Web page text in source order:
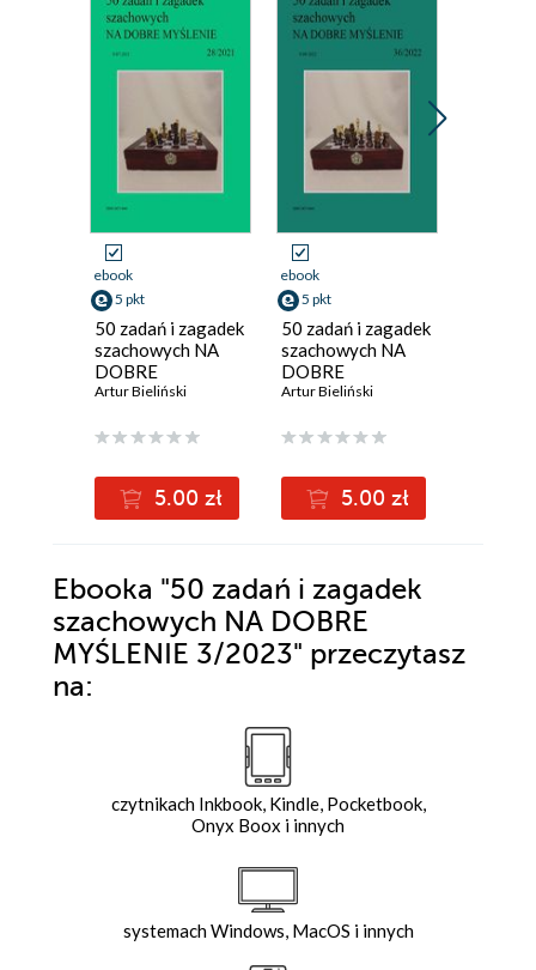
ebook
5 pkt
50 zadań i zagadek
szachowych NA
DOBRE
MYŚLENIE
Artur Bieliński
5.00 zł
ebook
5 pkt
50 zadań i zagadek
szachowych NA
DOBRE
MYŚLENIE
Artur Bieliński
5.00 zł
Ebooka "50 zadań i zagadek
szachowych NA DOBRE
MYŚLENIE 3/2023" przeczytasz
na:
czytnikach Inkbook, Kindle, Pocketbook,
Onyx Boox i innych
systemach Windows, MacOS i innych